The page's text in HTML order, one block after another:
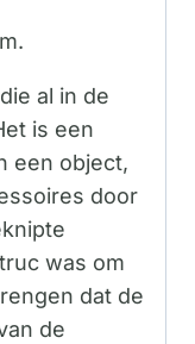
al in de
is een
een object,
door
was om
dat de
de